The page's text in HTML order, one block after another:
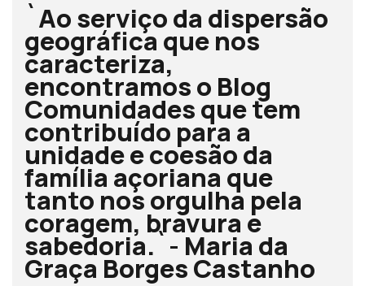
`Ao serviço da dispersão
geográfica que nos
caracteriza,
encontramos o Blog
Comunidades que tem
contribuído para a
unidade e coesão da
família açoriana que
tanto nos orgulha pela
coragem, bravura e
sabedoria.`- Maria da
Graça Borges Castanho